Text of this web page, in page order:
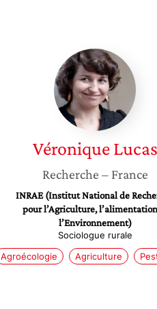
Véronique
Lucas
Véronique Lucas
Recherche – France
INRAE (Institut National de
pour l’Agriculture,
l’Environnement)
Sociologue rurale
Agroécologie
Agriculture